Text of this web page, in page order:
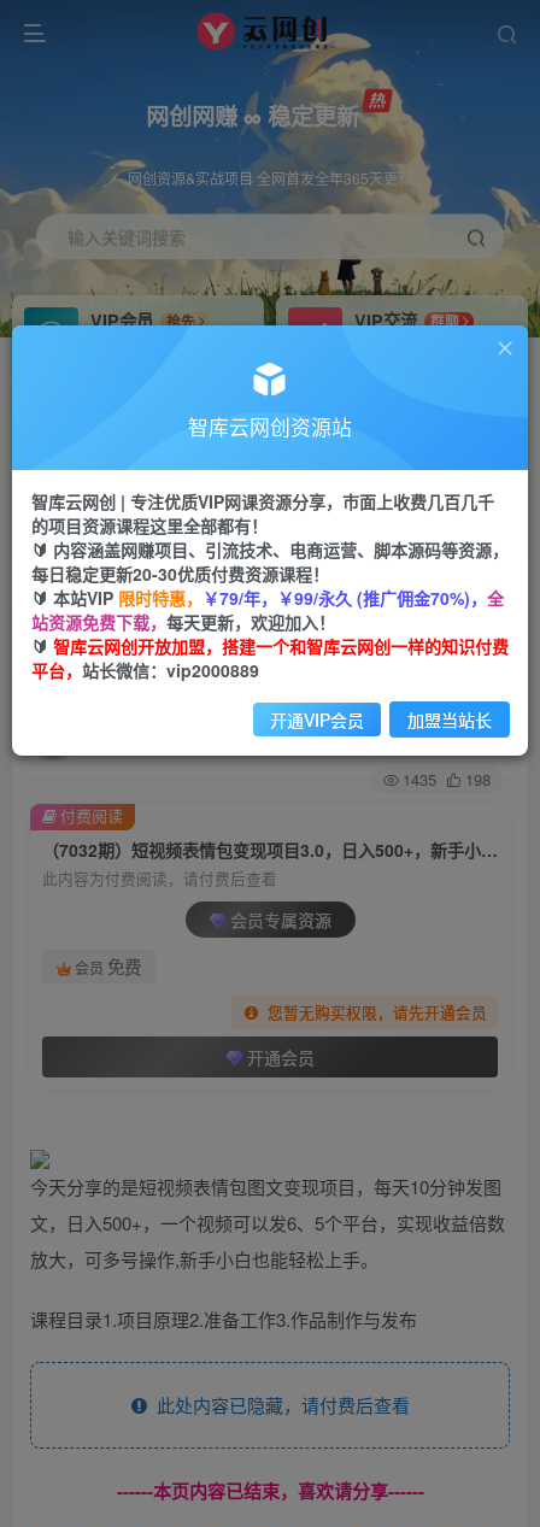
网创网赚 ∞ 稳定更新
网创资源&实战项目 全网首发全年365天更新
输入关键词搜索
VIP会员
抢先
VIP交流
群聊
研究探讨更多创业项目路子。
会员专属推广链接
网赚网创 项目
365天稳定跟新
APP下载
GO
首页 创业课程 会员专属 正文
（7032期）短视频表情包变现项目3.0，日入
500+，新手小白轻松上手（教程+资料）
关注 私信
1435 198
（7032期）短视频表情包变现项目3.0，日入500+，新手小白轻松上手（教程+资料）
此内容为付费阅读，请付费后查看
会员专属资源
会员 免费
您暂无购买权限，请先开通会员
开通会员
付费阅读
今天分享的是短视频表情包图文变现项目，每天10分钟发图
文，日入500+，一个视频可以发6、5个平台，实现收益倍数
放大，可多号操作,新手小白也能轻松上手。
课程目录1.项目原理2.准备工作3.作品制作与发布
此处内容已隐藏，请付费后查看
------本页内容已结束，喜欢请分享------
智库云网创资源站
智库云网创 | 专注优质VIP网课资源分享，市面上收费几百几千
的项目资源课程这里全部都有！
🔰 内容涵盖网赚项目、引流技术、电商运营、脚本源码等资源，
每日稳定更新20-30优质付费资源课程！
🔰 本站VIP 限时特惠， ￥79/年，￥99/永久 (推广佣金70%)， 全
站资源免费下载， 每天更新，欢迎加入！
🔰 智库云网创开放加盟，搭建一个和智库云网创一样的知识付费
平台， 站长微信：vip2000889
开通VIP会员 加盟当站长